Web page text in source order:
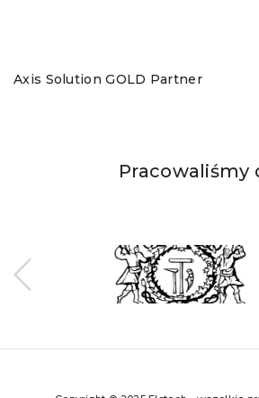
Axis Solution GOLD Partner
Pracowaliśmy